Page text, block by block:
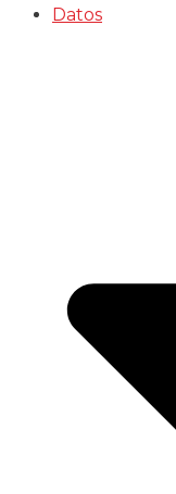
Datos